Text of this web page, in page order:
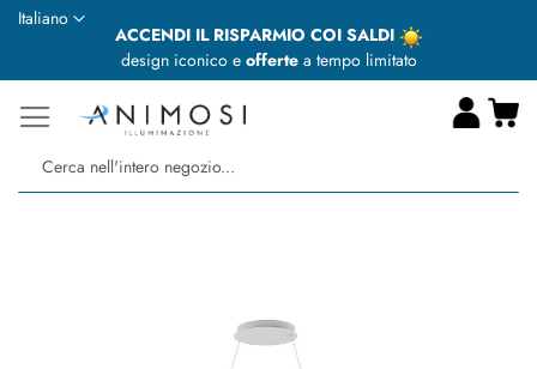
ACCENDI IL RISPARMIO COI SALDI
design iconico e offertea tempo limitato
Lingua
Italiano